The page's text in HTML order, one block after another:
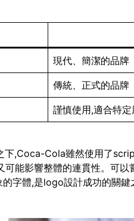
現代、簡潔的品牌
傳統、正式的品牌
謹慎使用,適合特定
,Coca-Cola雖然使用了
能影響整體的連貫性。可
字體,是logo設計成功的關鍵